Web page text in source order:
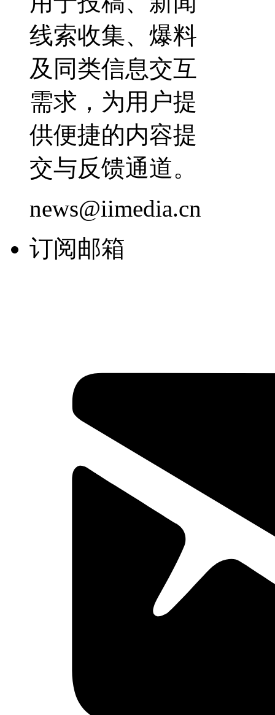
线索收集、爆料
及同类信息交互
需求，为用户提
供便捷的内容提
交与反馈通道。
news@iimedia.cn
订阅邮箱